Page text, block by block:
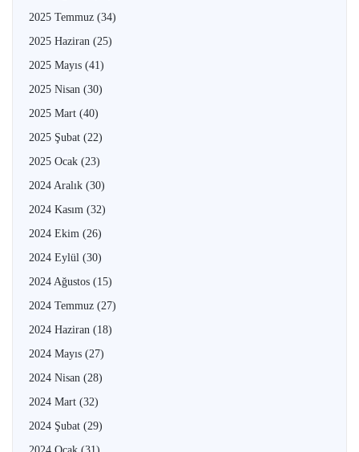
2025 Temmuz (34)
2025 Haziran (25)
2025 Mayıs (41)
2025 Nisan (30)
2025 Mart (40)
2025 Şubat (22)
2025 Ocak (23)
2024 Aralık (30)
2024 Kasım (32)
2024 Ekim (26)
2024 Eylül (30)
2024 Ağustos (15)
2024 Temmuz (27)
2024 Haziran (18)
2024 Mayıs (27)
2024 Nisan (28)
2024 Mart (32)
2024 Şubat (29)